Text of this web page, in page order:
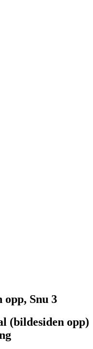
Snu 3
(bildesiden opp)